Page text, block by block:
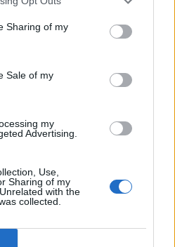
Sharing of my
Sale of my
my
Advertising.
Use,
Sharing of my
with the
collected.
popelem